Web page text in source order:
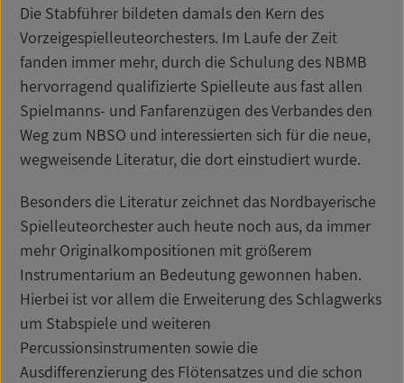
Die Stabführer bildeten damals den Kern des
Vorzeigespielleuteorchesters. Im Laufe der Zeit
fanden immer mehr, durch die Schulung des NBMB
hervorragend qualifizierte Spielleute aus fast allen
Spielmanns- und Fanfarenzügen des Verbandes den
Weg zum NBSO und interessierten sich für die neue,
wegweisende Literatur, die dort einstudiert wurde.
Besonders die Literatur zeichnet das Nordbayerische
Spielleuteorchester auch heute noch aus, da immer
mehr Originalkompositionen mit größerem
Instrumentarium an Bedeutung gewonnen haben.
Hierbei ist vor allem die Erweiterung des Schlagwerks
um Stabspiele und weiteren
Percussionsinstrumenten sowie die
Ausdifferenzierung des Flötensatzes und die schon